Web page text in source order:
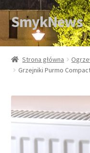
Przejdź
do
nawigacji
Przejdź
do
treści
SmykNews
Strona główna
Strona główna
Grzejniki Purmo